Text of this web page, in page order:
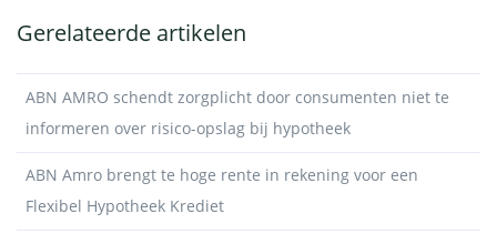
Gerelateerde artikelen
ABN AMRO schendt zorgplicht door consumenten niet te
informeren over risico-opslag bij hypotheek
ABN Amro brengt te hoge rente in rekening voor een
Flexibel Hypotheek Krediet